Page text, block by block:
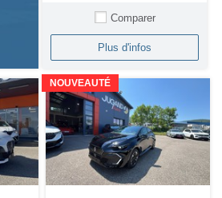
Comparer
Plus d'infos
NOUVEAUTÉ